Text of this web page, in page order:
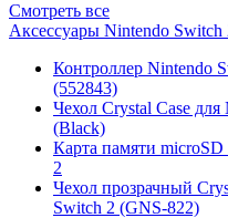
Смотреть все
Аксессуары Nintendo Switch
Контроллер Nintendo
(552843)
Чехол Сrystal Сase для
(Black)
Карта памяти
2
Чехол прозрачный
Switch 2 (GNS-822)